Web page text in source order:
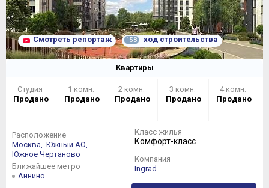
Смотреть репортаж 158 ход строительства
Квартиры
Студия
Продано
1 комн.
Продано
2 комн.
Продано
3 комн.
Продано
4 комн.
Продано
Расположение
Москва, Южный АО,
Южное Чертаново
Ближайшее метро
Аннино
Класс жилья
Комфорт-класс
Компания
Ingrad